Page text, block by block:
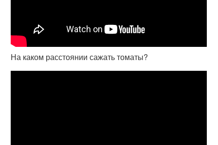
На каком расстоянии сажать томаты?